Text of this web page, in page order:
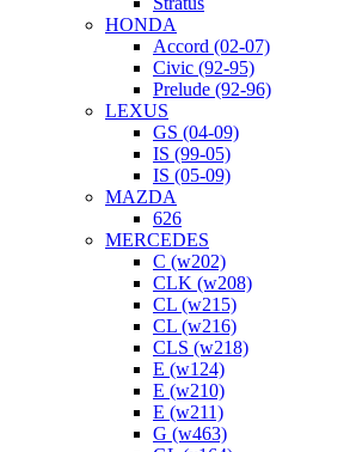
HONDA
Accord (02-07)
Civic (92-95)
Prelude (92-96)
LEXUS
GS (04-09)
IS (99-05)
IS (05-09)
MAZDA
626
MERCEDES
C (w202)
CLK (w208)
CL (w215)
CL (w216)
CLS (w218)
E (w124)
E (w210)
E (w211)
G (w463)